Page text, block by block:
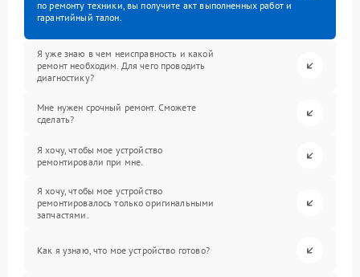
по ремонту техники, вы получите акт выполненных работ и
гарантийный талон.
Я уже знаю в чем неисправность и какой
ремонт необходим. Для чего проводить
диагностику?
Мне нужен срочный ремонт. Сможете
сделать?
Я хочу, чтобы мое устройство
ремонтировали при мне.
Я хочу, чтобы мое устройство
ремонтировалось только оригинальными
запчастями.
Как я узнаю, что мое устройство готово?